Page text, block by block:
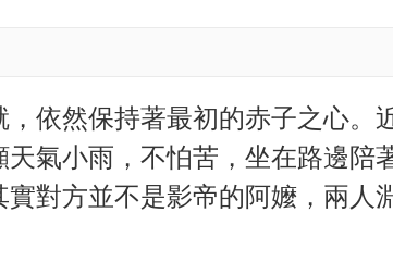
依然保持著最初的赤子之心。
氣小雨，不怕苦，坐在路邊陪
對方並不是影帝的阿嬤，兩人